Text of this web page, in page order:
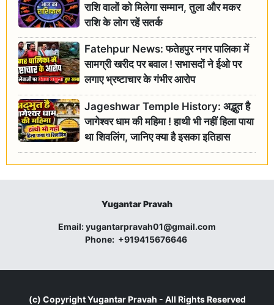
राशि वालों को मिलेगा सम्मान, तुला और मकर
राशि के लोग रहें सतर्क
Fatehpur News: फतेहपुर नगर पालिका में
सामग्री खरीद पर बवाल ! सभासदों ने ईओ पर
लगाए भ्रष्टाचार के गंभीर आरोप
Jageshwar Temple History: अद्भुत है
जागेश्वर धाम की महिमा ! हाथी भी नहीं हिला पाया
था शिवलिंग, जानिए क्या है इसका इतिहास
Yugantar Pravah
Email:yugantarpravah01@gmail.com
Phone: +919415676646
(c) CopyrightYugantar Pravah - All Rights Reserved